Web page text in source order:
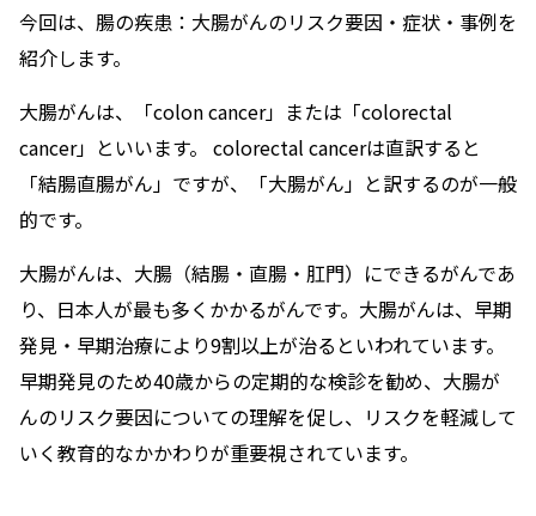
今回は、腸の疾患：大腸がんのリスク要因・症状・事例を
紹介します。
大腸がんは、「colon cancer」または「colorectal
cancer」といいます。 colorectal cancerは直訳すると
「結腸直腸がん」ですが、「大腸がん」と訳するのが一般
的です。
大腸がんは、大腸（結腸・直腸・肛門）にできるがんであ
り、日本人が最も多くかかるがんです。大腸がんは、早期
発見・早期治療により9割以上が治るといわれています。
早期発見のため40歳からの定期的な検診を勧め、大腸が
んのリスク要因についての理解を促し、リスクを軽減して
いく教育的なかかわりが重要視されています。